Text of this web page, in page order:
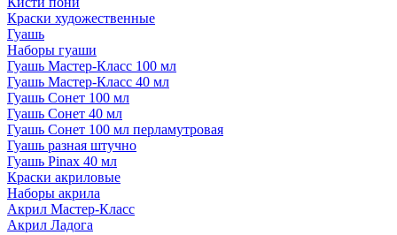
Краски художественные
Гуашь
Наборы гуаши
Гуашь Мастер-Класс 100 мл
Гуашь Мастер-Класс 40 мл
Гуашь Сонет 100 мл
Гуашь Сонет 40 мл
Гуашь Сонет 100 мл перламутровая
Гуашь разная штучно
Гуашь Pinax 40 мл
Краски акриловые
Наборы акрила
Акрил Мастер-Класс
Акрил Ладога